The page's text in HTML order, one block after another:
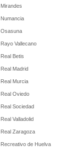
Mirandes
Numancia
Osasuna
Rayo Vallecano
Real Betis
Real Madrid
Real Murcia
Real Oviedo
Real Sociedad
Real Valladolid
Real Zaragoza
Recreativo de Huelva